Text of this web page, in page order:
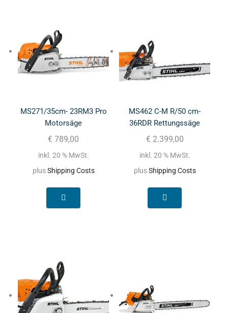
MS271/35cm- 23RM3 Pro
Motorsäge
€ 789,00
inkl. 20 % MwSt.
plusShipping Costs
MS462 C-M R/50 cm-
36RDR Rettungssäge
€ 2.399,00
inkl. 20 % MwSt.
plusShipping Costs